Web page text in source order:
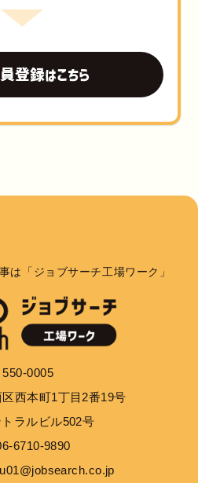
登録はこちら
は「ジョブサーチ工場ワーク」
550-0005
西本町1丁目2番19号
ラルビル502号
6710-9890